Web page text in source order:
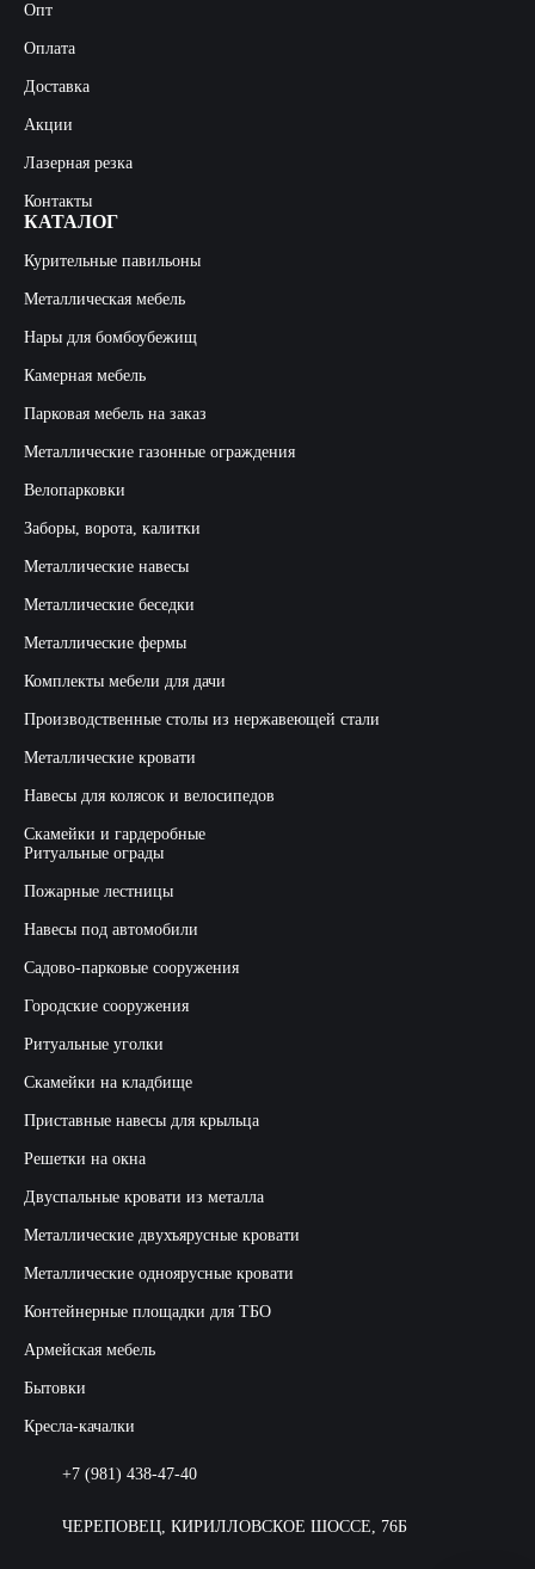
Опт
Оплата
Доставка
Акции
Лазерная резка
Контакты
КАТАЛОГ
Курительные павильоны
Металлическая мебель
Нары для бомбоубежищ
Камерная мебель
Парковая мебель на заказ
Металлические газонные ограждения
Велопарковки
Заборы, ворота, калитки
Металлические навесы
Металлические беседки
Металлические фермы
Комплекты мебели для дачи
Производственные столы из нержавеющей стали
Металлические кровати
Навесы для колясок и велосипедов
Скамейки и гардеробные
Ритуальные ограды
Пожарные лестницы
Навесы под автомобили
Садово-парковые сооружения
Городские сооружения
Ритуальные уголки
Скамейки на кладбище
Приставные навесы для крыльца
Решетки на окна
Двуспальные кровати из металла
Металлические двухъярусные кровати
Металлические одноярусные кровати
Контейнерные площадки для ТБО
Армейская мебель
Бытовки
Кресла-качалки
+7 (981) 438-47-40
ЧЕРЕПОВЕЦ, КИРИЛЛОВСКОЕ ШОССЕ, 76Б